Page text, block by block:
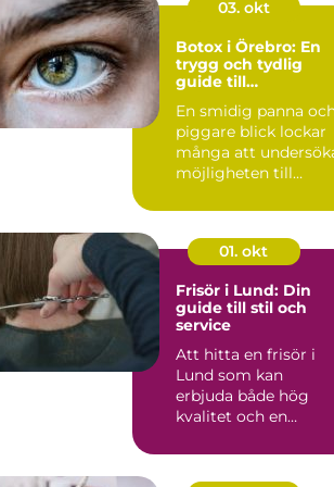
03. okt
Botox i Örebro: En
trygg och tydlig
guide till
g
En smidig panna
piggare blick lockar
många att
möjligheten till
01. okt
Frisör i Lund: Din
guide till stil och
service
Att hitta en frisör i
Lund som kan
erbjuda både hög
kvalitet och en